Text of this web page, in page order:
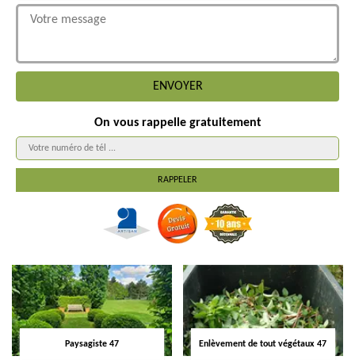
On vous rappelle gratuitement
Paysagiste 47 Enlèvement de tout végétaux 47